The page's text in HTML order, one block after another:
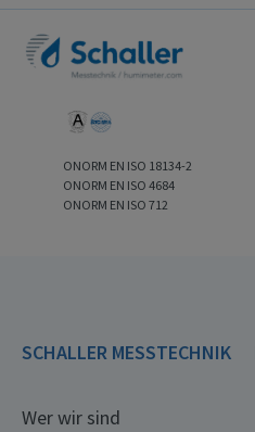
ONORM EN ISO 18134-2
ONORM EN ISO 4684
ONORM EN ISO 712
SCHALLER MESSTECHNIK
Wer wir sind